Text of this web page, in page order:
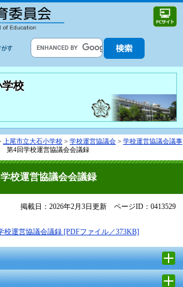
学校
上尾市立大石小学校 > 学校運営協議会 > 学校運営協議会議事
第4回学校運営協議会会議録
校運営協議会会議録
掲載日：2026年2月3日更新 ページID：0413529
運営協議会議録 [PDFファイル／373KB]